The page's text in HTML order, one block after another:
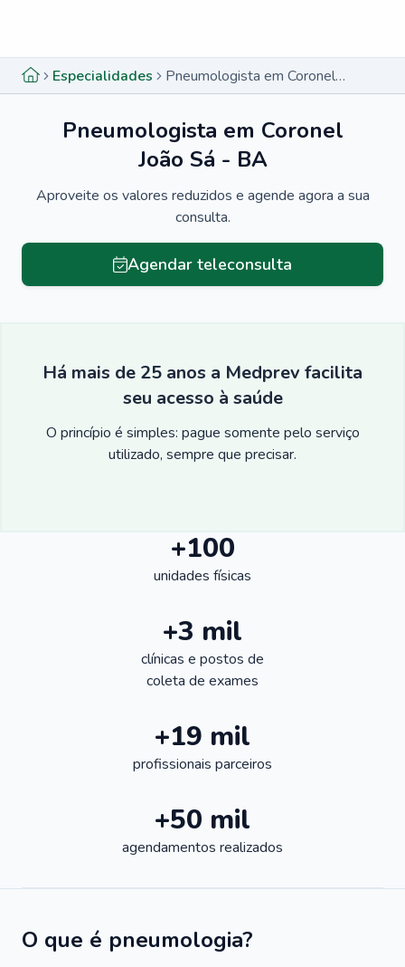
Especialidades Pneumologista em Coronel João Sá - BA
Pneumologista em Coronel
João Sá - BA
Aproveite os valores reduzidos e agende agora a sua
consulta.
Agendar teleconsulta
Há mais de 25 anos a Medprev facilita
seu acesso à saúde
O princípio é simples: pague somente pelo serviço
utilizado, sempre que precisar.
+100
unidades físicas
+3 mil
clínicas e postos de
coleta de exames
+19 mil
profissionais parceiros
+50 mil
agendamentos realizados
O que é pneumologia?